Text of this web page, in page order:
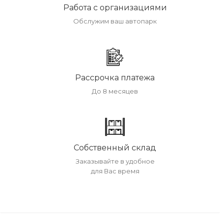
Работа с организациями
Обслужим ваш автопарк
Рассрочка платежа
До 8 месяцев
Собственный склад
Заказывайте в удобное
для Вас время